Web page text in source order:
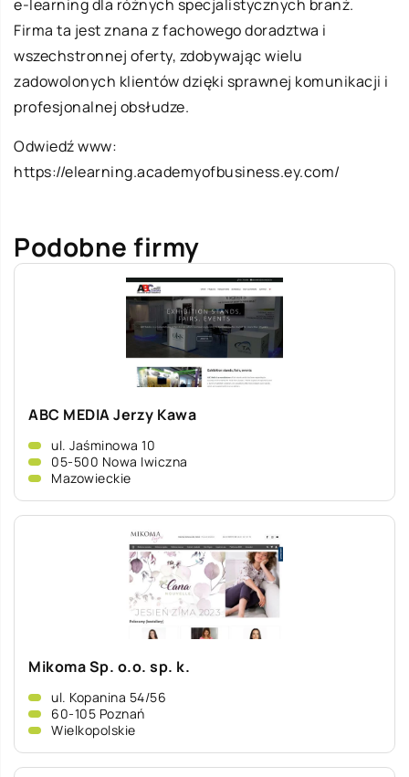
e-learning dla różnych specjalistycznych branż.
Firma ta jest znana z fachowego doradztwa i
wszechstronnej oferty, zdobywając wielu
zadowolonych klientów dzięki sprawnej komunikacji i
profesjonalnej obsłudze.
Odwiedź www:
https://elearning.academyofbusiness.ey.com/
Podobne firmy
ABC MEDIA Jerzy Kawa
ul. Jaśminowa 10
05-500 Nowa Iwiczna
Mazowieckie
Mikoma Sp. o.o. sp. k.
ul. Kopanina 54/56
60-105 Poznań
Wielkopolskie